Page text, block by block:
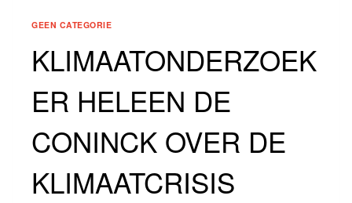
GEEN CATEGORIE
KLIMAATONDERZOEK
ER HELEEN DE
CONINCK OVER DE
KLIMAATCRISIS